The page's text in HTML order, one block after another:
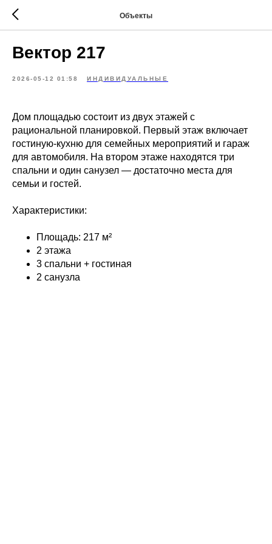
Объекты
Вектор 217
2026-05-12 01:58 ИНДИВИДУАЛЬНЫЕ
Дом площадью состоит из двух этажей с
рациональной планировкой. Первый этаж включает
гостиную-кухню для семейных мероприятий и гараж
для автомобиля. На втором этаже находятся три
спальни и один санузел — достаточно места для
семьи и гостей.
Характеристики:
Площадь: 217 м²
2 этажа
3 спальни + гостиная
2 санузла